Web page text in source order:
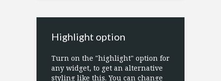
Highlight option
Turn on the "highlight" option for
any widget, to get an alternative
styling like this. You can change